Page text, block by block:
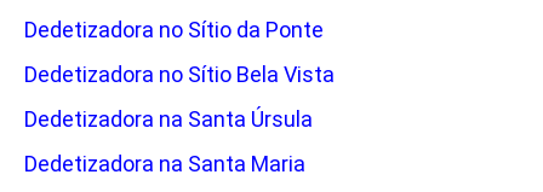
Dedetizadora no Sítio da Ponte
Dedetizadora no Sítio Bela Vista
Dedetizadora na Santa Úrsula
Dedetizadora na Santa Maria